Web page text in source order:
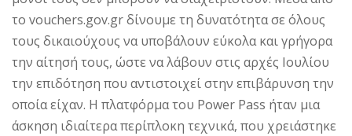
το vouchers.gov.gr δίνουμε τη δυνατότητα σε όλους
τους δικαιούχους να υποβάλουν εύκολα και γρήγορα
την αίτησή τους, ώστε να λάβουν στις αρχές Ιουλίου
την επιδότηση που αντιστοιχεί στην επιβάρυνση την
οποία είχαν. Η πλατφόρμα του Power Pass ήταν μια
άσκηση ιδιαίτερα περίπλοκη τεχνικά, που χρειάστηκε